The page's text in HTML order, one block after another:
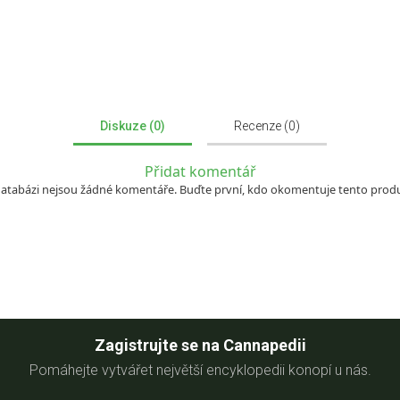
Diskuze (0) Recenze (0)
Přidat komentář
nejsou žádné komentáře. Buďte první, kdo okomentuje tento
Zagistrujte se na Cannapedii
Pomáhejte vytvářet největší encyklopedii konopí u nás.